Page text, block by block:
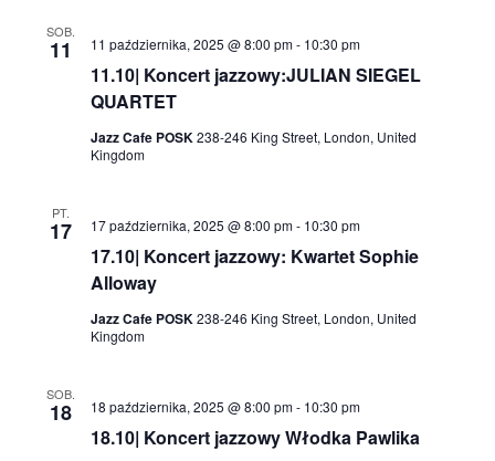
SOB.
11
11.10| Koncert jazzowy:JULIAN SIEGEL
QUARTET
11 października, 2025 @ 8:00 pm- 10:30 pm
Jazz Cafe POSK238-246 King Street, London, United
Kingdom
PT.
17
17.10| Koncert jazzowy: Kwartet Sophie
Alloway
17 października, 2025 @ 8:00 pm- 10:30 pm
Jazz Cafe POSK238-246 King Street, London, United
Kingdom
SOB.
18
18.10| Koncert jazzowy Włodka Pawlika
18 października, 2025 @ 8:00 pm- 10:30 pm